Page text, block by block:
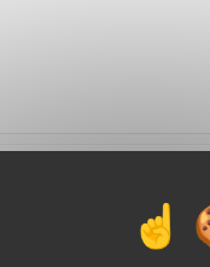
composites fibre de